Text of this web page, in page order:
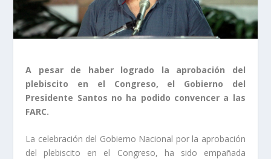
A pesar de haber logrado la aprobación del
plebiscito en el Congreso, el Gobierno del
Presidente Santos no ha podido convencer a las
FARC.
La celebración del Gobierno Nacional por la aprobación
del plebiscito en el Congreso, ha sido empañada